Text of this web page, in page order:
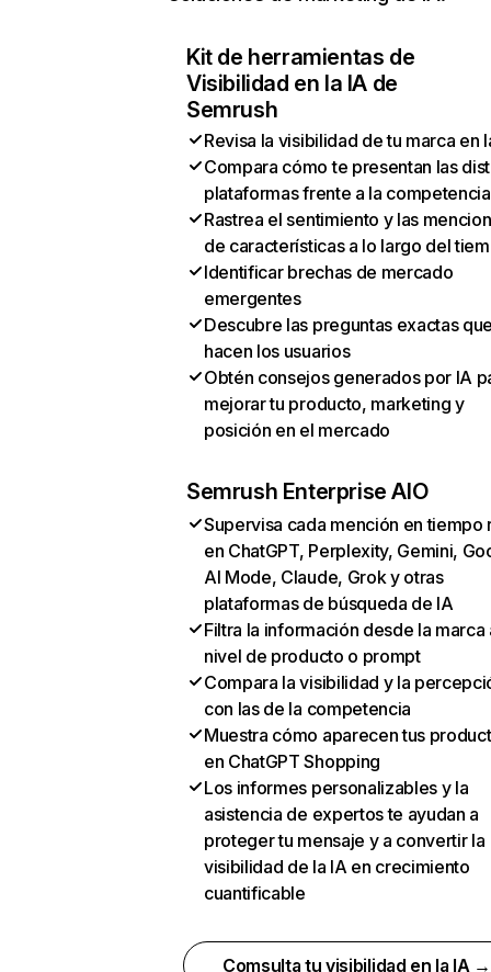
Kit de herramientas de
Visibilidad en la IA de
Semrush
Revisa la visibilidad de tu marca en
Compara cómo te presentan las
plataformas frente a la competencia
Rastrea el sentimiento y las
de características a lo largo del
Identificar brechas de mercado
emergentes
Descubre las preguntas exactas
hacen los usuarios
Obtén consejos generados por IA
mejorar tu producto, marketing y
posición en el mercado
Semrush Enterprise AIO
Supervisa cada mención en tiempo
en ChatGPT, Perplexity, Gemini,
AI Mode, Claude, Grok y otras
plataformas de búsqueda de IA
Filtra la información desde la marca
nivel de producto o prompt
Compara la visibilidad y la
con las de la competencia
Muestra cómo aparecen tus
en ChatGPT Shopping
Los informes personalizables y la
asistencia de expertos te ayudan a
proteger tu mensaje y a convertir la
visibilidad de la IA en crecimiento
cuantificable
Comsulta tu visibilidad en la IA →